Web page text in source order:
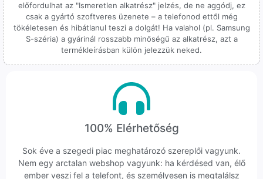
előfordulhat az "Ismeretlen alkatrész" jelzés, de ne aggódj, ez
csak a gyártó szoftveres üzenete – a telefonod ettől még
tökéletesen és hibátlanul teszi a dolgát! Ha valahol (pl. Samsung
S-széria) a gyárinál rosszabb minőségű az alkatrész, azt a
termékleírásban külön jelezzük neked.
100% Elérhetőség
Sok éve a szegedi piac meghatározó szereplői vagyunk.
Nem egy arctalan webshop vagyunk: ha kérdésed van, élő
ember veszi fel a telefont, és személyesen is megtalálsz